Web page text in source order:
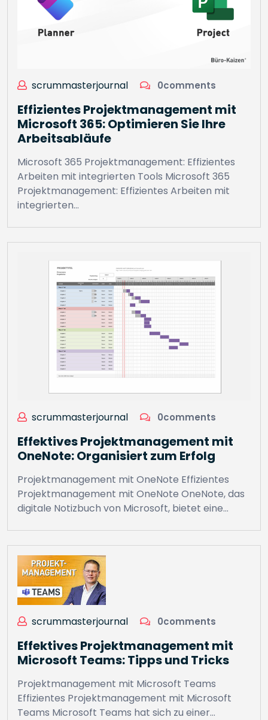
scrummasterjournal 0comments
Effizientes Projektmanagement mit
Microsoft 365: Optimieren Sie Ihre
Arbeitsabläufe
Microsoft 365 Projektmanagement: Effizientes
Arbeiten mit integrierten Tools Microsoft 365
Projektmanagement: Effizientes Arbeiten mit
integrierten…
scrummasterjournal 0comments
Effektives Projektmanagement mit
OneNote: Organisiert zum Erfolg
Projektmanagement mit OneNote Effizientes
Projektmanagement mit OneNote OneNote, das
digitale Notizbuch von Microsoft, bietet eine…
scrummasterjournal 0comments
Effektives Projektmanagement mit
Microsoft Teams: Tipps und Tricks
Projektmanagement mit Microsoft Teams
Effizientes Projektmanagement mit Microsoft
Teams Microsoft Teams hat sich zu einer…